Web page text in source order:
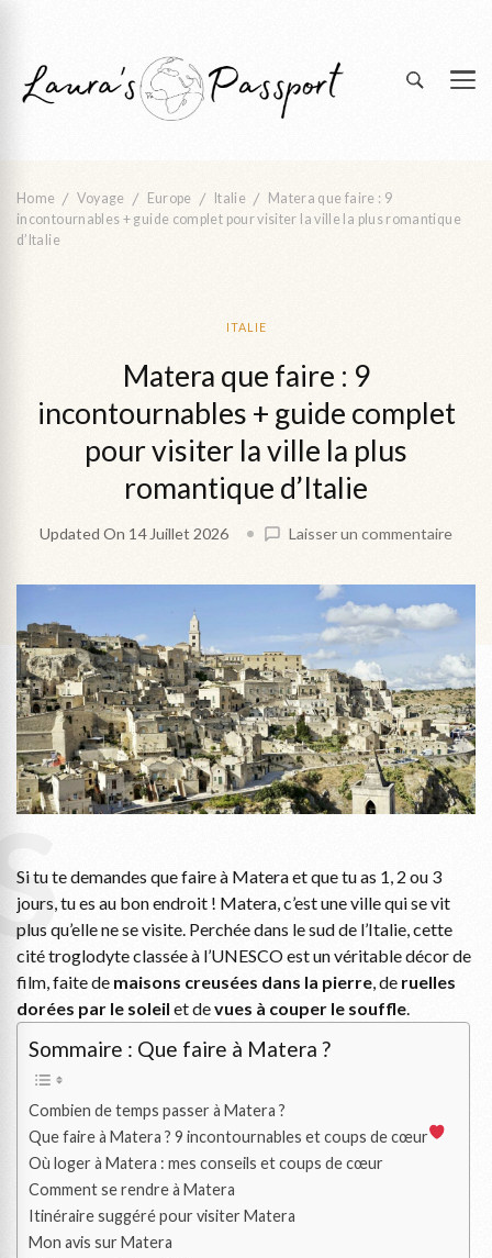
Home Voyage Europe Italie
Matera que faire : 9
incontournables + guide complet pour visiter la ville la plus romantique
d’Italie
ITALIE
Matera que faire : 9
incontournables + guide complet
pour visiter la ville la plus
romantique d’Italie
Updated On 14 Juillet 2026 Laisser un commentaireon
que
faire
9
+
guide
pour
Si tu te demandes que faire à Matera et que tu as 1, 2 ou 3
jours, tu es au bon endroit ! Matera, c’est une ville qui se vit
plus qu’elle ne se visite. Perchée dans le sud de l’Italie, cette
cité troglodyte classée à l’UNESCO est un véritable décor de
film, faite de maisons creusées dans la pierre , de ruelles
dorées par le soleil et devues à couper le souffle
Sommaire : Que faire à Matera ?
Combien de temps passer à Matera ?
Que faire à Matera ? 9 incontournables et coups de cœur
Où loger à Matera : mes conseils et coups de cœur
Comment se rendre à Matera
Itinéraire suggéré pour visiter Matera
Mon avis sur Matera